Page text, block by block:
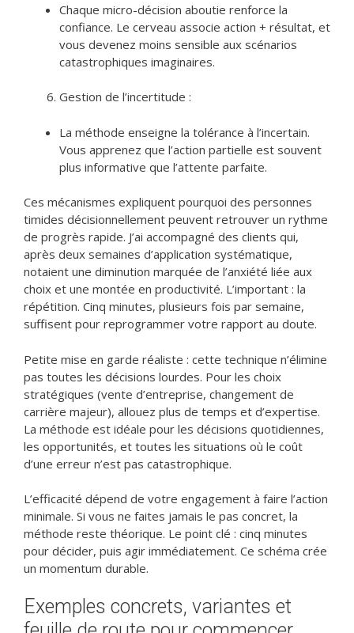
Chaque micro-décision aboutie renforce la
confiance. Le cerveau associe action + résultat, et
vous devenez moins sensible aux scénarios
catastrophiques imaginaires.
Gestion de l’incertitude :
La méthode enseigne la tolérance à l’incertain.
Vous apprenez que l’action partielle est souvent
plus informative que l’attente parfaite.
Ces mécanismes expliquent pourquoi des personnes
timides décisionnellement peuvent retrouver un rythme
de progrès rapide. J’ai accompagné des clients qui,
après deux semaines d’application systématique,
notaient une diminution marquée de l’anxiété liée aux
choix et une montée en productivité. L’important : la
répétition. Cinq minutes, plusieurs fois par semaine,
suffisent pour reprogrammer votre rapport au doute.
Petite mise en garde réaliste : cette technique n’élimine
pas toutes les décisions lourdes. Pour les choix
stratégiques (vente d’entreprise, changement de
carrière majeur), allouez plus de temps et d’expertise.
La méthode est idéale pour les décisions quotidiennes,
les opportunités, et toutes les situations où le coût
d’une erreur n’est pas catastrophique.
L’efficacité dépend de votre engagement à faire l’action
minimale. Si vous ne faites jamais le pas concret, la
méthode reste théorique. Le point clé : cinq minutes
pour décider, puis agir immédiatement. Ce schéma crée
un momentum durable.
Exemples concrets, variantes et